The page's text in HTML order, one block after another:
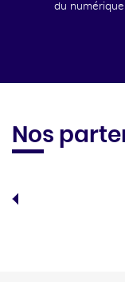
du numérique
Nos